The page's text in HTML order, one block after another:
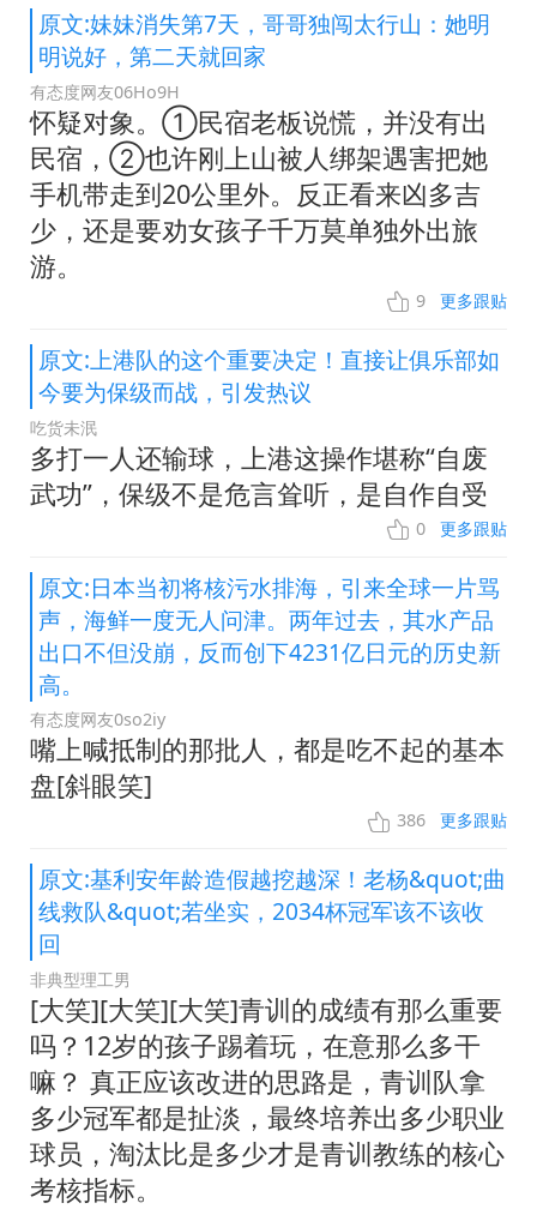
原文:妹妹消失第7天，哥哥独闯太行山：她明
明说好，第二天就回家
有态度网友06Ho9H
怀疑对象。①民宿老板说慌，并没有出
民宿，②也许刚上山被人绑架遇害把她
手机带走到20公里外。反正看来凶多吉
少，还是要劝女孩子千万莫单独外出旅
游。
9 更多跟贴
原文:上港队的这个重要决定！直接让俱乐部如
今要为保级而战，引发热议
吃货未泯
多打一人还输球，上港这操作堪称“自废
武功”，保级不是危言耸听，是自作自受
0 更多跟贴
原文:日本当初将核污水排海，引来全球一片骂
声，海鲜一度无人问津。两年过去，其水产品
出口不但没崩，反而创下4231亿日元的历史新
高。
有态度网友0so2iy
嘴上喊抵制的那批人，都是吃不起的基本
盘[斜眼笑]
386 更多跟贴
原文:基利安年龄造假越挖越深！老杨&quot;曲
线救队&quot;若坐实，2034杯冠军该不该收
回
非典型理工男
[大笑][大笑][大笑]青训的成绩有那么重要
吗？12岁的孩子踢着玩，在意那么多干
嘛？ 真正应该改进的思路是，青训队拿
多少冠军都是扯淡，最终培养出多少职业
球员，淘汰比是多少才是青训教练的核心
考核指标。